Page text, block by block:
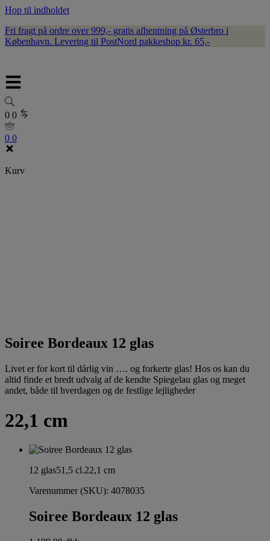
Hop til indholdet
Fri fragt på ordre over 999,- gratis afhentning på Østerbro i
København. Levering til PostNord pakkeshop kr. 65,-
0 0
0 0
Kurv
Soiree Bordeaux 12 glas
Livet er for kort til dårlig vin …. og forkerte glas! Hos os kan du
altid finde et bredt udvalg af de kendte Spiegelau glas og meget
andet, både til hverdagen og de festlige lejligheder
22,1 cm
12 glas51,5 cl.22,1 cm
Varenummer (SKU): 4078035
Soiree Bordeaux 12 glas